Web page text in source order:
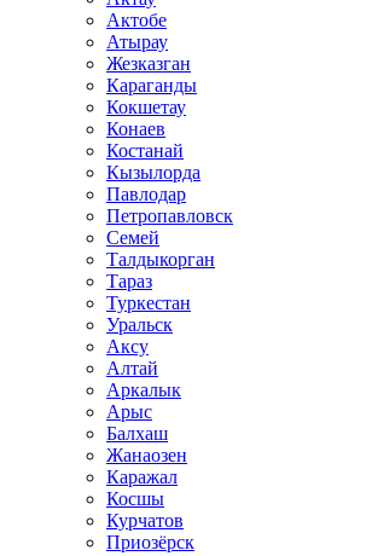
Актобе
Атырау
Жезказган
Караганды
Кокшетау
Конаев
Костанай
Кызылорда
Павлодар
Петропавловск
Семей
Талдыкорган
Тараз
Туркестан
Уральск
Аксу
Алтай
Аркалык
Арыс
Балхаш
Жанаозен
Каражал
Косшы
Курчатов
Приозёрск